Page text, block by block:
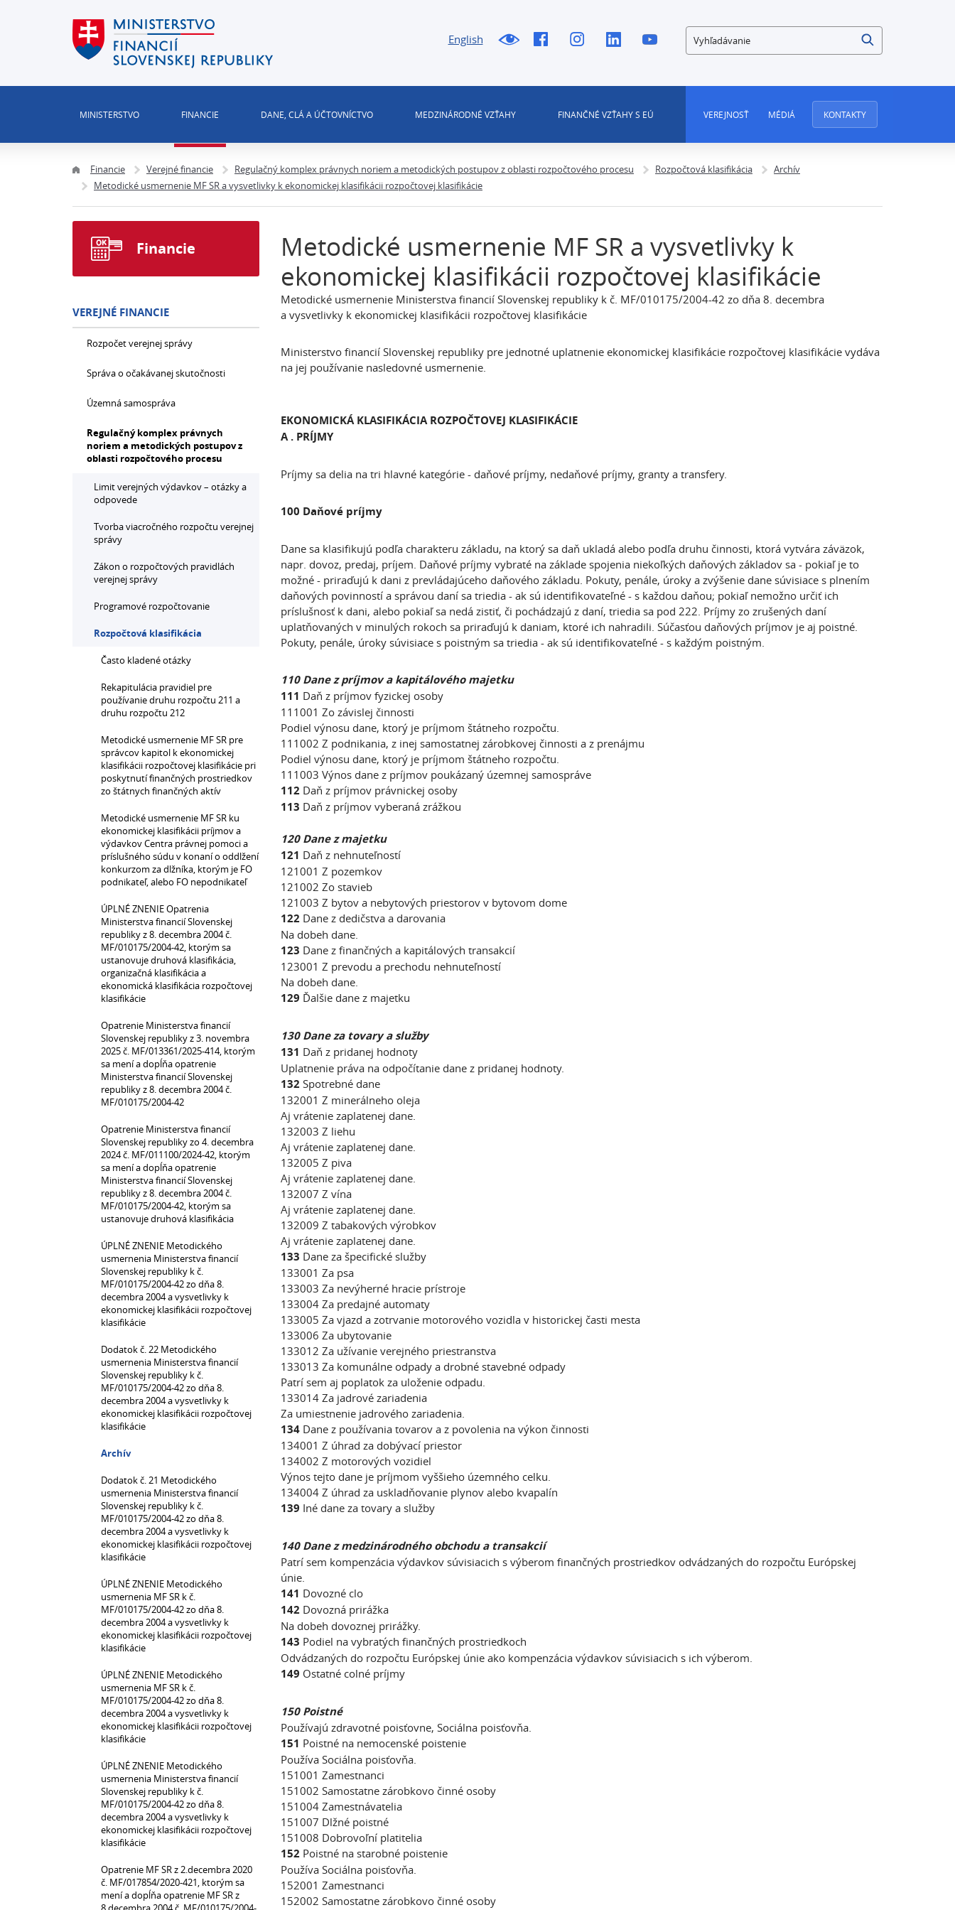
English Vyhľadávanie
MINISTERSTVO FINANCIE DANE, CLÁ A ÚČTOVNÍCTVO MEDZINÁRODNÉ VZŤAHY FINANČNÉ VZŤAHY S EÚ VEREJNOSŤ MÉDIÁ KONTAKTY
Financie Verejné financie Regulačný komplex právnych noriem a metodických postupov z oblasti rozpočtového procesu Rozpočtová klasifikácia
Archív
Metodické usmernenie MF SR a vysvetlivky k ekonomickej klasifikácii rozpočtovej klasifikácie
Metodické usmernenie MF SR a vysvetlivky k
ekonomickej klasifikácii rozpočtovej klasifikácie
Metodické usmernenie Ministerstva financií Slovenskej republiky k č. MF/010175/2004-42 zo dňa 8. decembra
a vysvetlivky k ekonomickej klasifikácii rozpočtovej klasifikácie
Ministerstvo financií Slovenskej republiky pre jednotné uplatnenie ekonomickej klasifikácie rozpočtovej klasifikácie vydáva
na jej používanie nasledovné usmernenie.
EKONOMICKÁ KLASIFIKÁCIA ROZPOČTOVEJ KLASIFIKÁCIE
A . PRÍJMY
Príjmy sa delia na tri hlavné kategórie - daňové príjmy, nedaňové príjmy, granty a transfery.
100 Daňové príjmy
Dane sa klasifikujú podľa charakteru základu, na ktorý sa daň ukladá alebo podľa druhu činnosti, ktorá vytvára záväzok,
napr. dovoz, predaj, príjem. Daňové príjmy vybraté na základe spojenia niekoľkých daňových základov sa - pokiaľ je to
možné - priraďujú k dani z prevládajúceho daňového základu. Pokuty, penále, úroky a zvýšenie dane súvisiace s plnením
daňových povinností a správou daní sa triedia - ak sú identifikovateľné - s každou daňou; pokiaľ nemožno určiť ich
príslušnosť k dani, alebo pokiaľ sa nedá zistiť, či pochádzajú z daní, triedia sa pod 222. Príjmy zo zrušených daní
uplatňovaných v minulých rokoch sa priraďujú k daniam, ktoré ich nahradili. Súčasťou daňových príjmov je aj poistné.
Pokuty, penále, úroky súvisiace s poistným sa triedia - ak sú identifikovateľné - s každým poistným.
110 Dane z príjmov a kapitálového majetku
111 Daň z príjmov fyzickej osoby
111001 Zo závislej činnosti
Podiel výnosu dane, ktorý je príjmom štátneho rozpočtu.
111002 Z podnikania, z inej samostatnej zárobkovej činnosti a z prenájmu
Podiel výnosu dane, ktorý je príjmom štátneho rozpočtu.
111003 Výnos dane z príjmov poukázaný územnej samospráve
112 Daň z príjmov právnickej osoby
113 Daň z príjmov vyberaná zrážkou
120 Dane z majetku
121 Daň z nehnuteľností
121001 Z pozemkov
121002 Zo stavieb
121003 Z bytov a nebytových priestorov v bytovom dome
122 Dane z dedičstva a darovania
Na dobeh dane.
123 Dane z finančných a kapitálových transakcií
123001 Z prevodu a prechodu nehnuteľností
Na dobeh dane.
129 Ďalšie dane z majetku
130 Dane za tovary a služby
131 Daň z pridanej hodnoty
Uplatnenie práva na odpočítanie dane z pridanej hodnoty.
132 Spotrebné dane
132001 Z minerálneho oleja
Aj vrátenie zaplatenej dane.
132003 Z liehu
Aj vrátenie zaplatenej dane.
132005 Z piva
Aj vrátenie zaplatenej dane.
132007 Z vína
Aj vrátenie zaplatenej dane.
132009 Z tabakových výrobkov
Aj vrátenie zaplatenej dane.
133 Dane za špecifické služby
133001 Za psa
133003 Za nevýherné hracie prístroje
133004 Za predajné automaty
133005 Za vjazd a zotrvanie motorového vozidla v historickej časti mesta
133006 Za ubytovanie
133012 Za užívanie verejného priestranstva
133013 Za komunálne odpady a drobné stavebné odpady
Patrí sem aj poplatok za uloženie odpadu.
133014 Za jadrové zariadenia
Za umiestnenie jadrového zariadenia.
134 Dane z používania tovarov a z povolenia na výkon činnosti
134001 Z úhrad za dobývací priestor
134002 Z motorových vozidiel
Výnos tejto dane je príjmom vyššieho územného celku.
134004 Z úhrad za uskladňovanie plynov alebo kvapalín
139 Iné dane za tovary a služby
140 Dane z medzinárodného obchodu a transakcií
Patrí sem kompenzácia výdavkov súvisiacich s výberom finančných prostriedkov odvádzaných do rozpočtu Európskej
únie.
141 Dovozné clo
142 Dovozná prirážka
Na dobeh dovoznej prirážky.
143 Podiel na vybratých finančných prostriedkoch
Odvádzaných do rozpočtu Európskej únie ako kompenzácia výdavkov súvisiacich s ich výberom.
149 Ostatné colné príjmy
150 Poistné
Používajú zdravotné poisťovne, Sociálna poisťovňa.
151 Poistné na nemocenské poistenie
Používa Sociálna poisťovňa.
151001 Zamestnanci
151002 Samostatne zárobkovo činné osoby
151004 Zamestnávatelia
151007 Dlžné poistné
151008 Dobrovoľní platitelia
152 Poistné na starobné poistenie
Používa Sociálna poisťovňa.
152001 Zamestnanci
152002 Samostatne zárobkovo činné osoby
Financie
VEREJNÉ FINANCIE
Rozpočet verejnej správy
Správa o očakávanej skutočnosti
Územná samospráva
Regulačný komplex právnych
noriem a metodických postupov z
oblasti rozpočtového procesu
Limit verejných výdavkov – otázky a
odpovede
Tvorba viacročného rozpočtu verejnej
správy
Zákon o rozpočtových pravidlách
verejnej správy
Programové rozpočtovanie
Rozpočtová klasifikácia
Často kladené otázky
Rekapitulácia pravidiel pre
používanie druhu rozpočtu 211 a
druhu rozpočtu 212
Metodické usmernenie MF SR pre
správcov kapitol k ekonomickej
klasifikácii rozpočtovej klasifikácie pri
poskytnutí finančných prostriedkov
zo štátnych finančných aktív
Metodické usmernenie MF SR ku
ekonomickej klasifikácii príjmov a
výdavkov Centra právnej pomoci a
príslušného súdu v konaní o oddlžení
konkurzom za dlžníka, ktorým je FO
podnikateľ, alebo FO nepodnikateľ
ÚPLNÉ ZNENIE Opatrenia
Ministerstva financií Slovenskej
republiky z 8. decembra 2004 č.
MF/010175/2004-42, ktorým sa
ustanovuje druhová klasifikácia,
organizačná klasifikácia a
ekonomická klasifikácia rozpočtovej
klasifikácie
Opatrenie Ministerstva financií
Slovenskej republiky z 3. novembra
2025 č. MF/013361/2025-414, ktorým
sa mení a dopĺňa opatrenie
Ministerstva financií Slovenskej
republiky z 8. decembra 2004 č.
MF/010175/2004-42
Opatrenie Ministerstva financií
Slovenskej republiky zo 4. decembra
2024 č. MF/011100/2024-42, ktorým
sa mení a dopĺňa opatrenie
Ministerstva financií Slovenskej
republiky z 8. decembra 2004 č.
MF/010175/2004-42, ktorým sa
ustanovuje druhová klasifikácia
ÚPLNÉ ZNENIE Metodického
usmernenia Ministerstva financií
Slovenskej republiky k č.
MF/010175/2004-42 zo dňa 8.
decembra 2004 a vysvetlivky k
ekonomickej klasifikácii rozpočtovej
klasifikácie
Dodatok č. 22 Metodického
usmernenia Ministerstva financií
Slovenskej republiky k č.
MF/010175/2004-42 zo dňa 8.
decembra 2004 a vysvetlivky k
ekonomickej klasifikácii rozpočtovej
klasifikácie
Archív
Dodatok č. 21 Metodického
usmernenia Ministerstva financií
Slovenskej republiky k č.
MF/010175/2004-42 zo dňa 8.
decembra 2004 a vysvetlivky k
ekonomickej klasifikácii rozpočtovej
klasifikácie
ÚPLNÉ ZNENIE Metodického
usmernenia MF SR k č.
MF/010175/2004-42 zo dňa 8.
decembra 2004 a vysvetlivky k
ekonomickej klasifikácii rozpočtovej
klasifikácie
ÚPLNÉ ZNENIE Metodického
usmernenia MF SR k č.
MF/010175/2004-42 zo dňa 8.
decembra 2004 a vysvetlivky k
ekonomickej klasifikácii rozpočtovej
klasifikácie
ÚPLNÉ ZNENIE Metodického
usmernenia Ministerstva financií
Slovenskej republiky k č.
MF/010175/2004-42 zo dňa 8.
decembra 2004 a vysvetlivky k
ekonomickej klasifikácii rozpočtovej
klasifikácie
Opatrenie MF SR z 2.decembra 2020
č. MF/017854/2020-421, ktorým sa
mení a dopĺňa opatrenie MF SR z